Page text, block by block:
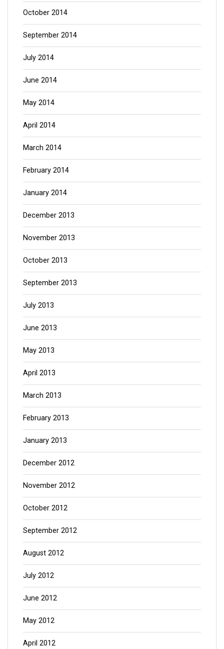
October 2014
September 2014
July 2014
June 2014
May 2014
April 2014
March 2014
February 2014
January 2014
December 2013
November 2013
October 2013
September 2013
July 2013
June 2013
May 2013
April 2013
March 2013
February 2013
January 2013
December 2012
November 2012
October 2012
September 2012
August 2012
July 2012
June 2012
May 2012
April 2012